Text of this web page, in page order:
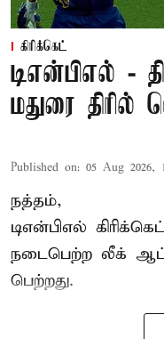
கிரிக்கெட்
டிஎன்பிஎல் -
மதுரை திரில்
Published on: 05 Aug 2026,
நத்தம்,
டிஎன்பிஎல்
நடைபெற்ற லீக்
பெற்றது.